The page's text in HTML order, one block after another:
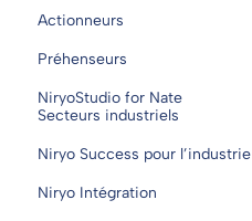
Actionneurs
Préhenseurs
NiryoStudio for Nate
Secteurs industriels
Niryo Success pour l’industrie
Niryo Intégration